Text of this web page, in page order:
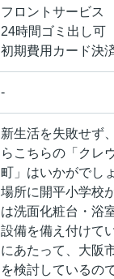
フロントサービス
24時間ゴミ出し可
初期費用カード決
-
新生活を失敗せず
らこちらの「クレ
町」はいかがでし
場所に開平小学校
は洗面化粧台・浴
設備を備え付けて
にあたって、大阪
を検討しているの